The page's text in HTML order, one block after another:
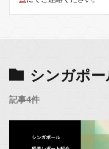
シンガポ
記事4件